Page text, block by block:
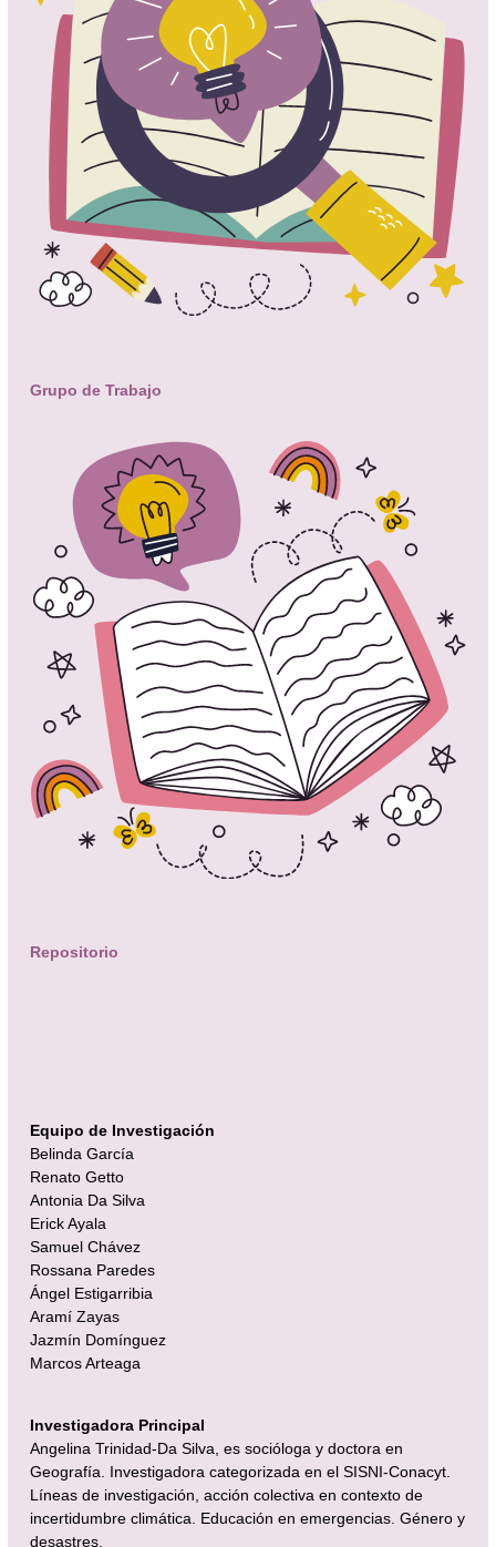
Grupo de Trabajo
Repositorio
Equipo de Investigación
Belinda García
Renato Getto
Antonia Da Silva
Erick Ayala
Samuel Chávez
Rossana Paredes
Ángel Estigarribia
Aramí Zayas
Jazmín Domínguez
Marcos Arteaga
Investigadora Principal
Angelina Trinidad-Da Silva, es socióloga y doctora en
Geografía. Investigadora categorizada en el SISNI-Conacyt.
Líneas de investigación, acción colectiva en contexto de
incertidumbre climática. Educación en emergencias. Género y
desastres.